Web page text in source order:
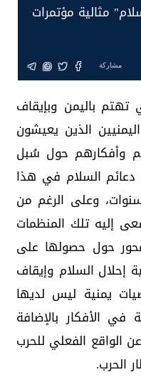
مثالية مؤتمرات
مشاركة
تهتم باليمن وبإيقاف
الذين يعيشون
وأفكارهم حول سُبل
دعائم السلام في هذا
وعلى الرغم من
إليه تلك المنظمات
حول حصولها على
إحلال السلام وإيقاف
يمنية ليس لديها
في الأفكار بالإضافة
الواقع الفعلي للحرب
الحرب.